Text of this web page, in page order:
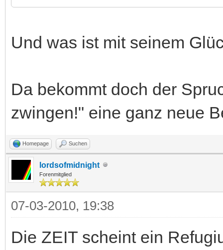
Und was ist mit seinem
Da bekommt doch der
zwingen!" eine ganz neue
Homepage Suchen
lordsofmidnight
Forenmitglied
07-03-2010, 19:38
Die ZEIT scheint ein